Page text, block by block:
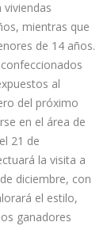
como
escaparates.
mientras que
de 14 años.
al
del próximo
en el área de
21 de
la visita a
diciembre, con
el estilo,